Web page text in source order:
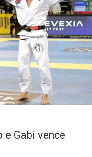
e Gabi vence